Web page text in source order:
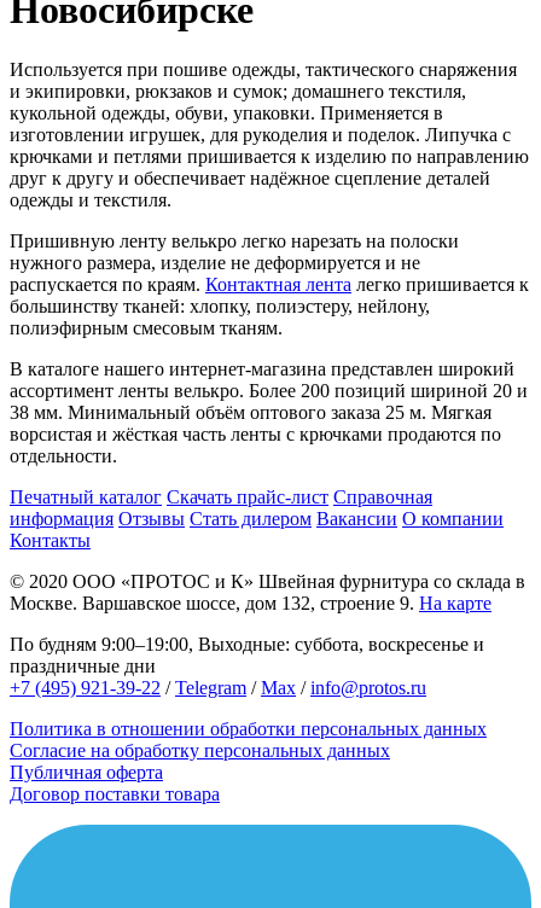
Новосибирске
Используется при пошиве одежды, тактического снаряжения
и экипировки, рюкзаков и сумок; домашнего текстиля,
кукольной одежды, обуви, упаковки. Применяется в
изготовлении игрушек, для рукоделия и поделок. Липучка с
крючками и петлями пришивается к изделию по направлению
друг к другу и обеспечивает надёжное сцепление деталей
одежды и текстиля.
Пришивную ленту велькро легко нарезать на полоски
нужного размера, изделие не деформируется и не
распускается по краям. Контактная лента легко пришивается к
большинству тканей: хлопку, полиэстеру, нейлону,
полиэфирным смесовым тканям.
В каталоге нашего интернет-магазина представлен широкий
ассортимент ленты велькро. Более 200 позиций шириной 20 и
38 мм. Минимальный объём оптового заказа 25 м. Мягкая
ворсистая и жёсткая часть ленты с крючками продаются по
отдельности.
Печатный каталог Скачать прайс-лист Справочная
информация Отзывы Стать дилером Вакансии О компании
Контакты
© 2020 ООО «ПРОТОС и К» Швейная фурнитура со склада в
Москве. Варшавское шоссе, дом 132, строение 9. На карте
По будням 9:00–19:00, Выходные: суббота, воскресенье и
праздничные дни
+7 (495) 921-39-22 /Telegram /Max /info@protos.ru
Политика в отношении обработки персональных данных
Согласие на обработку персональных данных
Публичная оферта
Договор поставки товара